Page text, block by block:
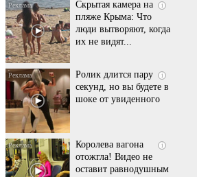
i
Скрытая камера на
пляже Крыма: Что
люди вытворяют, когда
их не видят...
i
Ролик длится пару
секунд, но вы будете в
шоке от увиденного
i
Королева вагона
отожгла! Видео не
оставит равнодушным